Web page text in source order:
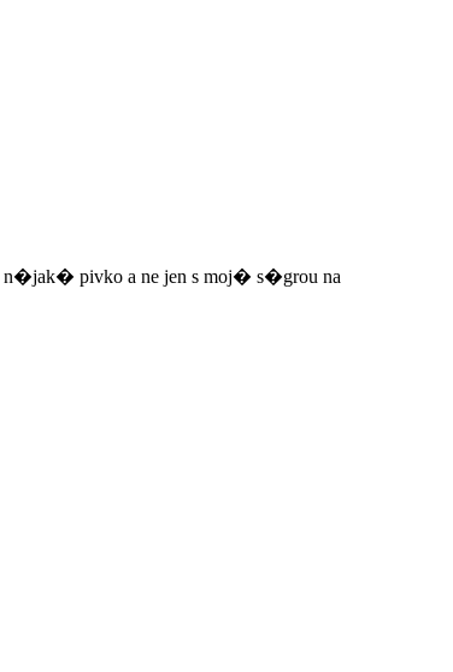
pivko a ne jen s moj� s�grou na